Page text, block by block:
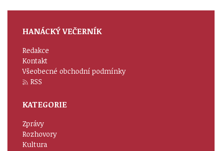
HANÁCKÝ VEČERNÍK
Redakce
Kontakt
Všeobecné obchodní podmínky
RSS
KATEGORIE
Zprávy
Rozhovory
Kultura